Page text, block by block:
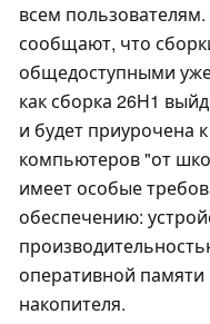
всем
сообщают, что
общедоступными
как сборка 26H1
и будет приурочена
компьютеров "от
имеет особые
обеспечению:
оперативной
накопителя.